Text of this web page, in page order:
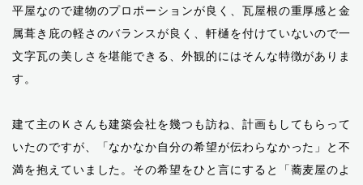
平屋なので建物のプロポーションが良く、瓦屋根の重厚感と金
属葺き庇の軽さのバランスが良く、軒樋を付けていないので一
文字瓦の美しさを堪能できる、外観的にはそんな特徴がありま
す。
建て主のＫさんも建築会社を幾つも訪ね、計画もしてもらって
いたのですが、「なかなか自分の希望が伝わらなかった」と不
満を抱えていました。その希望をひと言にすると「蕎麦屋のよ